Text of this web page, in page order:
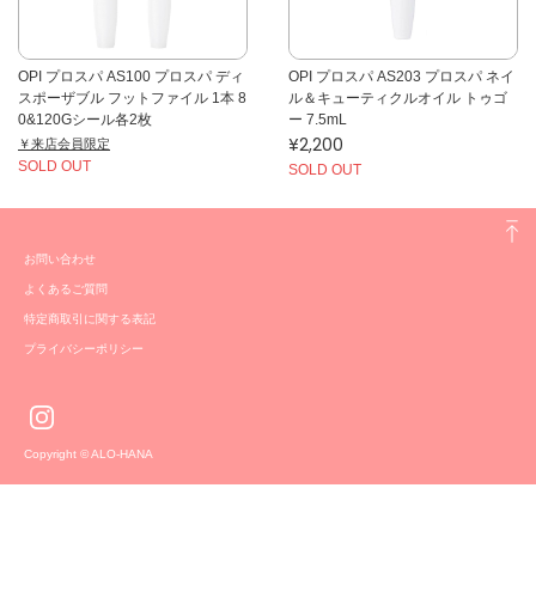
OPI プロスパ AS100 プロスパ ディ
スポーザブル フットファイル 1本 8
0&120Gシール各2枚
￥来店会員限定
SOLD OUT
OPI プロスパ AS203 プロスパ ネイ
ル＆キューティクルオイル トゥゴ
ー 7.5mL
¥2,200
SOLD OUT
お問い合わせ
よくあるご質問
特定商取引に関する表記
プライバシーポリシー
Copyright © ALO-HANA